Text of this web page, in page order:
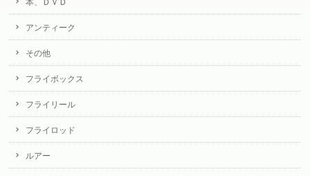
本、ＤＶＤ
アンティーク
その他
フライボックス
フライリール
フライロッド
ルアー